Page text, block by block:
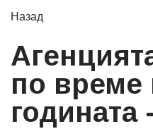
Назад
по време
годината